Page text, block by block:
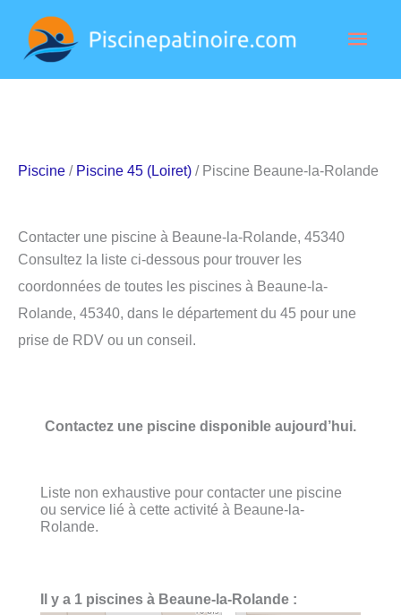
contenu
Piscine / Piscine 45 (Loiret) / Piscine Beaune-la-Rolande
Contacter une piscine à Beaune-la-Rolande, 45340
Consultez la liste ci-dessous pour trouver les
coordonnées de toutes les piscines à Beaune-la-
Rolande, 45340, dans le département du 45 pour une
prise de RDV ou un conseil.
Contactez une piscine disponible aujourd’hui.
Liste non exhaustive pour contacter une piscine
ou service lié à cette activité à Beaune-la-
Rolande.
Il y a 1 piscines à Beaune-la-Rolande :